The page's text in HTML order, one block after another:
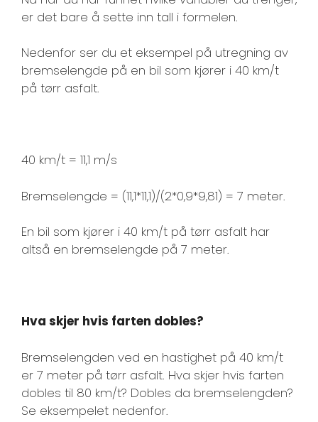
er det bare å sette inn tall i formelen.
Nedenfor ser du et eksempel på utregning av
bremselengde på en bil som kjører i 40 km/t
på tørr asfalt.
40 km/t = 11,1 m/s
Bremselengde = (11,1*11,1)/(2*0,9*9,81) = 7 meter.
En bil som kjører i 40 km/t på tørr asfalt har
altså en bremselengde på 7 meter.
Hva skjer hvis farten dobles?
Bremselengden ved en hastighet på 40 km/t
er 7 meter på tørr asfalt. Hva skjer hvis farten
dobles til 80 km/t? Dobles da bremselengden?
Se eksempelet nedenfor.